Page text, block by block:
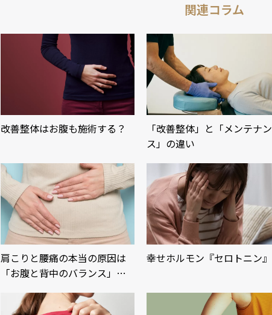
関連コラム
改善整体はお腹も施術する？
「改善整体」と「メンテナン
ス」の違い
肩こりと腰痛の本当の原因は
「お腹と背中のバランス」…
幸せホルモン『セロトニン』